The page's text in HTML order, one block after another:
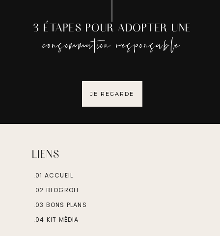
3 ÉTAPES POUR ADOPTER UNE
consommation responsable
JE REGARDE
LIENS
.01 ACCUEIL
.02 BLOGROLL
.03 BONS PLANS
.04 KIT MÉDIA